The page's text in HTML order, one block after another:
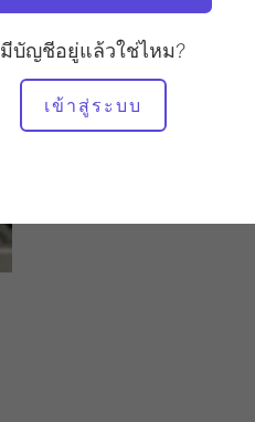
มีบัญชีอยู่แล้วใช่ไหม?
เข้าสู่ระบบ
จังหวะการออกกำลังกาย
มั่นคง
อุปกรณ์ที่ต้องใช้